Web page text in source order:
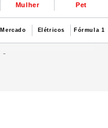
Mulher Pet
Mercado Elétricos Fórmula 1